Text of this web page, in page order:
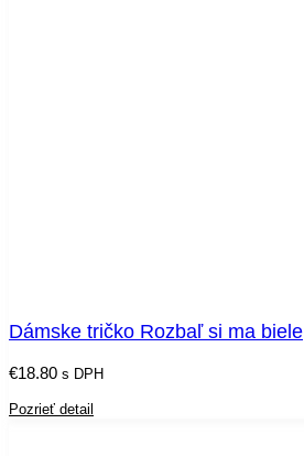
Dámske tričko Rozbaľ si ma biele
€18.80 s DPH
Pozrieť detail